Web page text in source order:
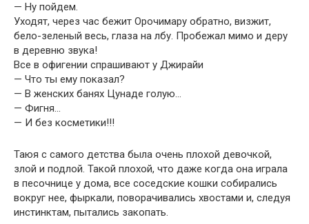
— Ну пойдем.
Уходят, через час бежит Орочимару обратно, визжит,
бело-зеленый весь, глаза на лбу. Пробежал мимо и деру
в деревню звука!
Все в офигении спрашивают у Джирайи
— Что ты ему показал?
— В женских банях Цунаде голую…
— Фигня…
— И без косметики!!!
Таюя с самого детства была очень плохой девочкой,
злой и подлой. Такой плохой, что даже когда она играла
в песочнице у дома, все соседские кошки собирались
вокруг нее, фыркали, поворачивались хвостами и, следуя
инстинктам, пытались закопать.